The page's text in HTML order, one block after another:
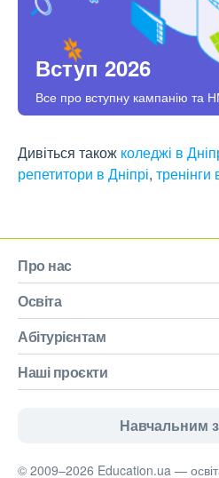
Вступ 2026
Все про вступну кампанію та
Дивіться також коледжі в
репетитори в Дніпрі, тренінги
Про нас
Освіта
Абітурієнтам
Наші проєкти
Навчальним
© 2009–2026 Education.ua —